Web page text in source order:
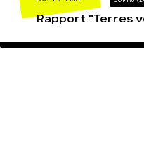
Rapport "Terres